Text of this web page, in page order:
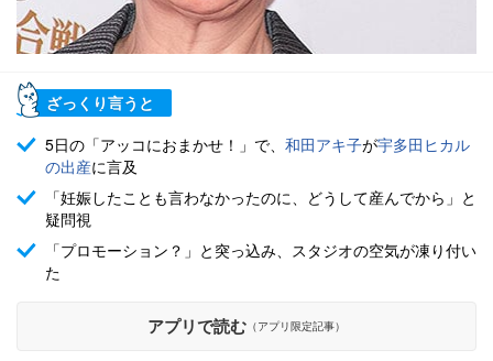
ざっくり言うと
5日の「アッコにおまかせ！」で、 和田アキ子が宇多田ヒカル
の出産に言及
「妊娠したことも言わなかったのに、どうして産んでから」と
疑問視
「プロモーション？」と突っ込み、スタジオの空気が凍り付い
た
アプリで読む （アプリ限定記事）